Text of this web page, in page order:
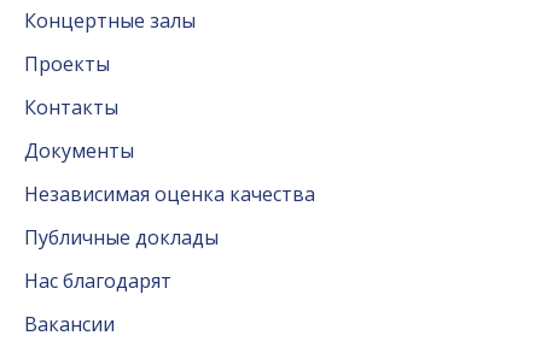
Концертные залы
Проекты
Контакты
Документы
Независимая оценка качества
Публичные доклады
Нас благодарят
Вакансии